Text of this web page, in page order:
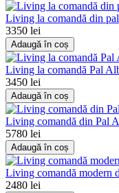
Living la comandă din
3350 lei
Adaugă în coș
Living la comandă Pal
3450 lei
Adaugă în coș
Living comandă din Pal
5780 lei
Adaugă în coș
Living comandă modern
2480 lei